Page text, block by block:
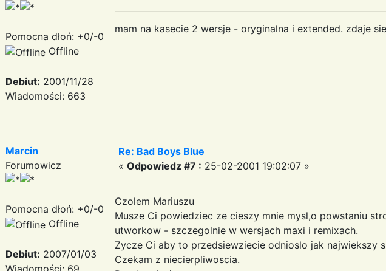
Pomocna dłoń: +0/-0
Offline
Debiut: 2001/11/28
Wiadomości: 663
mam na kasecie 2 wersje - oryginalna i extended. zdaje
Marcin
Forumowicz
Pomocna dłoń: +0/-0
Offline
Debiut: 2007/01/03
Re: Bad Boys Blue
« Odpowiedz #7 : 25-02-2001 19:02:07 »
Czolem Mariuszu
Musze Ci powiedziec ze cieszy mnie mysl,o powstaniu
utworkow - szczegolnie w wersjach maxi i remixach.
Zycze Ci aby to przedsiewziecie odnioslo jak najwiekszy
Czekam z niecierpliwoscia.